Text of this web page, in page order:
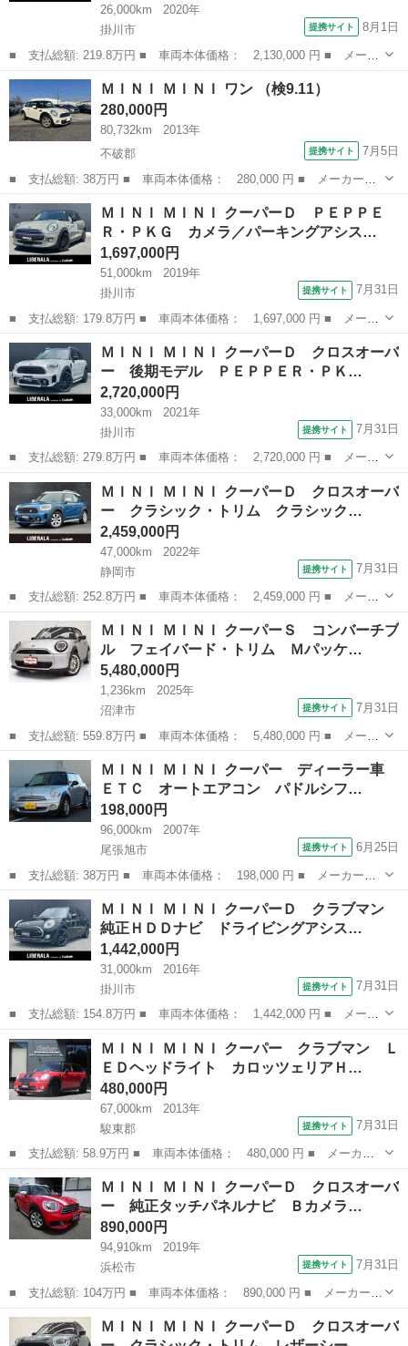
26,000km
2020年
掛川市
提携サイト 8月1日
■ 支払総額: 219.8万円 ■ 車両本体価格： 2,130,000 円 ■ メーカ
ー名： ＭＩＮＩ ■ 車種名： ＭＩＮＩ ■ グレード名： ワン
特別仕様車 ナビゲーション・ＰＫＧ Ｂカメラ 純正ＨＤＤナビ
ＵＫテー...
静岡 掛川市
ＭＩＮＩ ＭＩＮＩ ワン （検9.11）
280,000円
80,732km
2013年
不破郡
提携サイト 7月5日
■ 支払総額: 38万円 ■ 車両本体価格： 280,000 円 ■ メーカー
名： ＭＩＮＩ ■ 車種名： ＭＩＮＩ ■ グレード名： ワン ■
排気量： 1600cc ■ ドア枚数： 3D ■ ミッション： AT6速 ■...
岐阜 不破郡
ＭＩＮＩ ＭＩＮＩ クーパーＤ ＰＥＰＰＥ
Ｒ・ＰＫＧ カメラ／パーキングアシス…
1,697,000円
51,000km
2019年
掛川市
提携サイト 7月31日
■ 支払総額: 179.8万円 ■ 車両本体価格： 1,697,000 円 ■ メーカ
ー名： ＭＩＮＩ ■ 車種名： ＭＩＮＩ ■ グレード名： クーパ
ーＤ ＰＥＰＰＥＲ・ＰＫＧ カメラ／パーキングアシスト・ＰＫ
Ｇ ＬＥＤ...
静岡 掛川市
ＭＩＮＩ ＭＩＮＩ クーパーＤ クロスオーバ
ー 後期モデル ＰＥＰＰＥＲ・ＰＫ…
2,720,000円
33,000km
2021年
掛川市
提携サイト 7月31日
■ 支払総額: 279.8万円 ■ 車両本体価格： 2,720,000 円 ■ メーカ
ー名： ＭＩＮＩ ■ 車種名： ＭＩＮＩ ■ グレード名： クーパ
ーＤ クロスオーバー 後期モデル ＰＥＰＰＥＲ・ＰＫＧ ８．８
インチタ...
静岡 掛川市
ＭＩＮＩ ＭＩＮＩ クーパーＤ クロスオーバ
ー クラシック・トリム クラシック…
2,459,000円
47,000km
2022年
静岡市
提携サイト 7月31日
■ 支払総額: 252.8万円 ■ 車両本体価格： 2,459,000 円 ■ メーカ
ー名： ＭＩＮＩ ■ 車種名： ＭＩＮＩ ■ グレード名： クーパ
ーＤ クロスオーバー クラシック・トリム クラシックトリム ク
ロスレザ...
静岡 静岡市
ＭＩＮＩ ＭＩＮＩ クーパーＳ コンバーチブ
ル フェイバード・トリム Ｍパッケ…
5,480,000円
1,236km
2025年
沼津市
提携サイト 7月31日
■ 支払総額: 559.8万円 ■ 車両本体価格： 5,480,000 円 ■ メーカ
ー名： ＭＩＮＩ ■ 車種名： ＭＩＮＩ ■ グレード名： クーパ
ーＳ コンバーチブル フェイバード・トリム Ｍパッケージ ナイ
トシェー...
静岡 沼津市
ＭＩＮＩ ＭＩＮＩ クーパー ディーラー車
ＥＴＣ オートエアコン パドルシフ…
198,000円
96,000km
2007年
尾張旭市
提携サイト 6月25日
■ 支払総額: 38万円 ■ 車両本体価格： 198,000 円 ■ メーカー
名： ＭＩＮＩ ■ 車種名： ＭＩＮＩ ■ グレード名： クーパ
ー ディーラー車 ＥＴＣ オートエアコン パドルシフト スモー
ク ＵＶカットフィ...
愛知 尾張旭市
ＭＩＮＩ ＭＩＮＩ クーパーＤ クラブマン
純正ＨＤＤナビ ドライビングアシス…
1,442,000円
31,000km
2016年
掛川市
提携サイト 7月31日
■ 支払総額: 154.8万円 ■ 車両本体価格： 1,442,000 円 ■ メーカ
ー名： ＭＩＮＩ ■ 車種名： ＭＩＮＩ ■ グレード名： クーパ
ーＤ クラブマン 純正ＨＤＤナビ ドライビングアシスト Ｂカメ
ラ パー...
静岡 掛川市
ＭＩＮＩ ＭＩＮＩ クーパー クラブマン Ｌ
ＥＤヘッドライト カロッツェリアＨ…
480,000円
67,000km
2013年
駿東郡
提携サイト 7月31日
■ 支払総額: 58.9万円 ■ 車両本体価格： 480,000 円 ■ メーカー
名： ＭＩＮＩ ■ 車種名： ＭＩＮＩ ■ グレード名： クーパ
ー クラブマン ＬＥＤヘッドライト カロッツェリアＨＤＤナビ
Ｂｌｕｅｔｏｏ...
静岡 駿東郡 ミニ
ＭＩＮＩ ＭＩＮＩ クーパーＤ クロスオーバ
ー 純正タッチパネルナビ Ｂカメラ…
890,000円
94,910km
2019年
浜松市
提携サイト 7月31日
■ 支払総額: 104万円 ■ 車両本体価格： 890,000 円 ■ メーカー
名： ＭＩＮＩ ■ 車種名： ＭＩＮＩ ■ グレード名： クーパー
Ｄ クロスオーバー 純正タッチパネルナビ Ｂカメラ アダクティ
静岡 浜松市
ＭＩＮＩ ＭＩＮＩ クーパーＤ クロスオーバ